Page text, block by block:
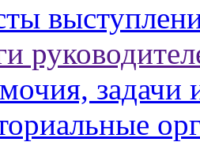
задачи